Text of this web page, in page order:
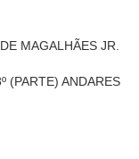
MAGALHÃES JR.
(PARTE) ANDARES